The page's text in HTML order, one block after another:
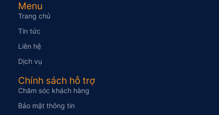
Menu
Trang chủ
Tin tức
Liên hệ
Dịch vụ
Chính sách hỗ trợ
Chăm sóc khách hàng
Bảo mật thông tin